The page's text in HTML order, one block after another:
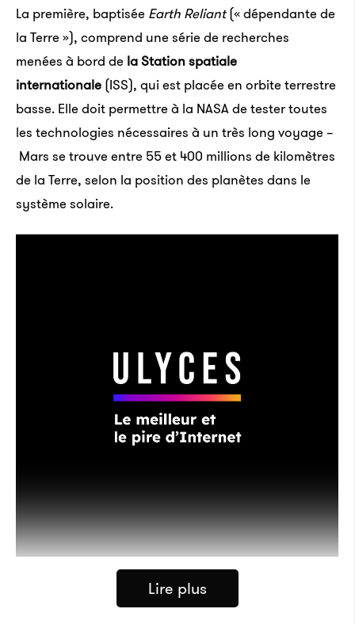
La première, baptisée Earth Reliant(« dépendante de
la Terre »), comprend une série de recherches
menées à bord de la Station spatiale
internationale (ISS), qui est placée en orbite terrestre
basse. Elle doit permettre à la NASA de tester toutes
les technologies nécessaires à un très long voyage –
Mars se trouve entre 55 et 400 millions de kilomètres
de la Terre, selon la position des planètes dans le
système solaire.
Lire plus